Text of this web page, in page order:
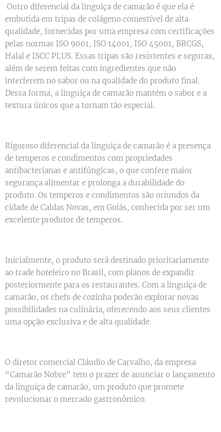
Outro diferencial da linguiça de camarão é que ela é
embutida em tripas de colágeno comestível de alta
qualidade, fornecidas por uma empresa com certificações
pelas normas ISO 9001, ISO 14001, ISO 45001, BRCGS,
Halal e ISCC PLUS. Essas tripas são resistentes e seguras,
além de serem feitas com ingredientes que não
interferem no sabor ou na qualidade do produto final.
Dessa forma, a linguiça de camarão mantém o sabor e a
textura únicos que a tornam tão especial.
Rigoroso diferencial da linguiça de camarão é a presença
de temperos e condimentos com propriedades
antibacterianas e antifúngicas, o que confere maior
segurança alimentar e prolonga a durabilidade do
produto. Os temperos e condimentos são oriundos da
cidade de Caldas Novas, em Goiás, conhecida por ser um
excelente produtor de temperos.
Inicialmente, o produto será destinado prioritariamente
ao trade hoteleiro no Brasil, com planos de expandir
posteriormente para os restaurantes. Com a linguiça de
camarão, os chefs de cozinha poderão explorar novas
possibilidades na culinária, oferecendo aos seus clientes
uma opção exclusiva e de alta qualidade.
O diretor comercial Cláudio de Carvalho, da empresa
“Camarão Nobre” tem o prazer de anunciar o lançamento
da linguiça de camarão, um produto que promete
revolucionar o mercado gastronômico.